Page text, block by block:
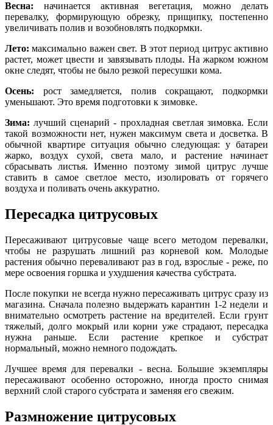
Весна: начинается активная вегетация, можно делать
перевалку, формирующую обрезку, прищипку, постепенно
увеличивать полив и возобновлять подкормки.
Лето: максимально важен свет. В этот период цитрус активно
растет, может цвести и завязывать плоды. На жарком южном
окне следят, чтобы не было резкой пересушки кома.
Осень: рост замедляется, полив сокращают, подкормки
уменьшают. Это время подготовки к зимовке.
Зима: лучший сценарий - прохладная светлая зимовка. Если
такой возможности нет, нужен максимум света и досветка. В
обычной квартире ситуация обычно следующая: у батареи
жарко, воздух сухой, света мало, и растение начинает
сбрасывать листья. Именно поэтому зимой цитрус лучше
ставить в самое светлое место, изолировать от горячего
воздуха и поливать очень аккуратно.
Пересадка цитрусовых
Пересаживают цитрусовые чаще всего методом перевалки,
чтобы не разрушать лишний раз корневой ком. Молодые
растения обычно переваливают раз в год, взрослые - реже, по
мере освоения горшка и ухудшения качества субстрата.
После покупки не всегда нужно пересаживать цитрус сразу из
магазина. Сначала полезно выдержать карантин 1-2 недели и
внимательно осмотреть растение на вредителей. Если грунт
тяжелый, долго мокрый или корни уже страдают, пересадка
нужна раньше. Если растение крепкое и субстрат
нормальный, можно немного подождать.
Лучшее время для перевалки - весна. Большие экземпляры
пересаживают особенно осторожно, иногда просто снимая
верхний слой старого субстрата и заменяя его свежим.
Размножение цитрусовых